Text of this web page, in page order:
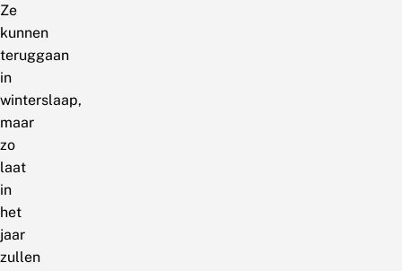
Ze
kunnen
teruggaan
in
winterslaap,
maar
zo
laat
in
het
jaar
zullen